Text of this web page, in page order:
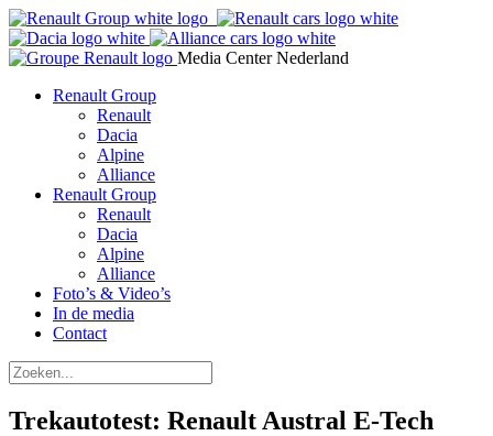
Media Center Nederland
Renault Group
Renault
Dacia
Alpine
Alliance
Renault Group
Renault
Dacia
Alpine
Alliance
Foto’s & Video’s
In de media
Contact
Trekautotest: Renault Austral E-Tech